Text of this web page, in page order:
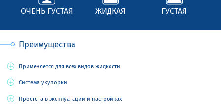
ОЧЕНЬ ГУСТАЯ ЖИДКАЯ ГУСТАЯ
Преимущества
Применяется для всех видов жидкости
Система укупорки
Простота в эксплуатации и настройках